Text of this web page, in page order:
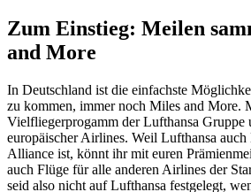
Zum Einstieg: Meilen
and More
In Deutschland ist die einfachste
zu kommen, immer noch Miles and More.
Vielfliegerprogamm der Lufthansa Gruppe
europäischer Airlines. Weil Lufthansa
Alliance ist, könnt ihr mit euren
auch Flüge für alle anderen Airlines der
seid also nicht auf Lufthansa festgelegt,